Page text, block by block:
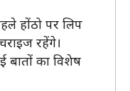
होंठो पर लिप
रहेंगे।
बातों का विशेष